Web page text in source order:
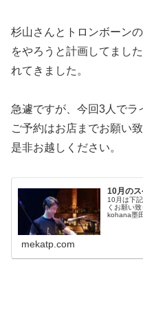
杉山さんとトロンボーン
をやろうと計画してまし
れてきました。
急遽ですが、今回3人でラ
ご予約はお店までお願い致
是非お越しください。
10月の
10月は下
くお願い
kohana墨
mekatp.com